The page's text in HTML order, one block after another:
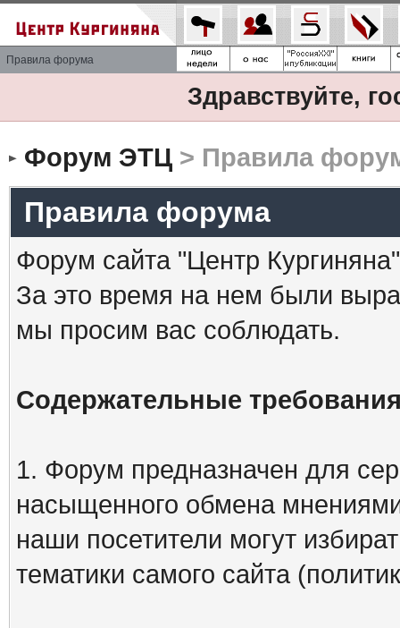
Правила форума
Здравствуйте,
Форум ЭТЦ> Правила
Правила форума
Форум сайта "Центр
За это время на нем были
мы просим вас соблюдать.
Содержательные
1. Форум предназначен для
насыщенного обмена
наши посетители могут
тематики самого сайта